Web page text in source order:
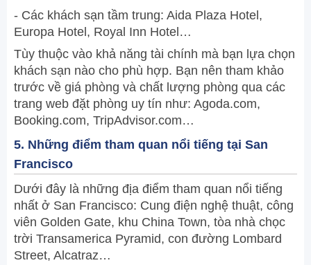
- Các khách sạn tầm trung: Aida Plaza Hotel,
Europa Hotel, Royal Inn Hotel…
Tùy thuộc vào khả năng tài chính mà bạn lựa chọn
khách sạn nào cho phù hợp. Bạn nên tham khảo
trước về giá phòng và chất lượng phòng qua các
trang web đặt phòng uy tín như: Agoda.com,
Booking.com, TripAdvisor.com…
5. Những điểm tham quan nổi tiếng tại San
Francisco
Dưới đây là những địa điểm tham quan nổi tiếng
nhất ở San Francisco: Cung điện nghệ thuật, công
viên Golden Gate, khu China Town, tòa nhà chọc
trời Transamerica Pyramid, con đường Lombard
Street, Alcatraz…